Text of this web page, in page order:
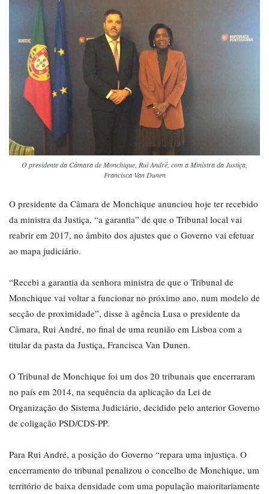
O presidente da Câmara de Monchique, Rui André, com a Ministra da Justiça,
Francisca Van Dunen
O presidente da Câmara de Monchique anunciou hoje ter recebido
da ministra da Justiça, “a garantia” de que o Tribunal local vai
reabrir em 2017, no âmbito dos ajustes que o Governo vai efetuar
ao mapa judiciário.
“Recebi a garantia da senhora ministra de que o Tribunal de
Monchique vai voltar a funcionar no próximo ano, num modelo de
secção de proximidade”, disse à agência Lusa o presidente da
Câmara, Rui André, no final de uma reunião em Lisboa com a
titular da pasta da Justiça, Francisca Van Dunen.
O Tribunal de Monchique foi um dos 20 tribunais que encerraram
no país em 2014, na sequência da aplicação da Lei de
Organização do Sistema Judiciário, decidido pelo anterior Governo
de coligação PSD/CDS-PP.
Para Rui André, a posição do Governo “repara uma injustiça. O
encerramento do tribunal penalizou o concelho de Monchique, um
território de baixa densidade com uma população maioritariamente